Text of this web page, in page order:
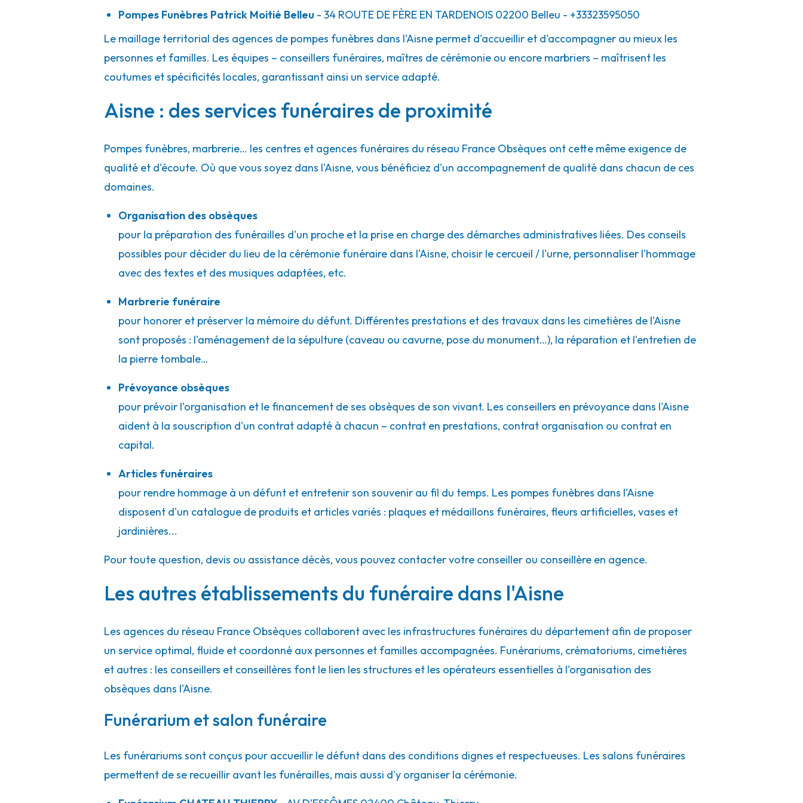
Pompes Funèbres Patrick Moitié Belleu - 34 ROUTE DE FÈRE EN TARDENOIS 02200 Belleu - +33323595050
Le maillage territorial des agences de pompes funèbres dans l'Aisne permet d'accueillir et d'accompagner au mieux les
personnes et familles. Les équipes – conseillers funéraires, maîtres de cérémonie ou encore marbriers – maîtrisent les
coutumes et spécificités locales, garantissant ainsi un service adapté.
Aisne : des services funéraires de proximité
Pompes funèbres, marbrerie… les centres et agences funéraires du réseau France Obsèques ont cette même exigence de
qualité et d'écoute. Où que vous soyez dans l'Aisne, vous bénéficiez d'un accompagnement de qualité dans chacun de ces
domaines.
Organisation des obsèques
pour la préparation des funérailles d'un proche et la prise en charge des démarches administratives liées. Des conseils
possibles pour décider du lieu de la cérémonie funéraire dans l'Aisne, choisir le cercueil / l'urne, personnaliser l'hommage
avec des textes et des musiques adaptées, etc.
Marbrerie funéraire
pour honorer et préserver la mémoire du défunt. Différentes prestations et des travaux dans les cimetières de l'Aisne
sont proposés : l'aménagement de la sépulture (caveau ou cavurne, pose du monument…), la réparation et l'entretien de
la pierre tombale…
Prévoyance obsèques
pour prévoir l'organisation et le financement de ses obsèques de son vivant. Les conseillers en prévoyance dans l'Aisne
aident à la souscription d'un contrat adapté à chacun – contrat en prestations, contrat organisation ou contrat en
capital.
Articles funéraires
pour rendre hommage à un défunt et entretenir son souvenir au fil du temps. Les pompes funèbres dans l'Aisne
disposent d'un catalogue de produits et articles variés : plaques et médaillons funéraires, fleurs artificielles, vases et
jardinières...
Pour toute question, devis ou assistance décès, vous pouvez contacter votre conseiller ou conseillère en agence.
Les autres établissements du funéraire dans l'Aisne
Les agences du réseau France Obsèques collaborent avec les infrastructures funéraires du département afin de proposer
un service optimal, fluide et coordonné aux personnes et familles accompagnées. Funérariums, crématoriums, cimetières
et autres : les conseillers et conseillères font le lien les structures et les opérateurs essentielles à l'organisation des
obsèques dans l'Aisne.
Funérarium et salon funéraire
Les funérariums sont conçus pour accueillir le défunt dans des conditions dignes et respectueuses. Les salons funéraires
permettent de se recueillir avant les funérailles, mais aussi d'y organiser la cérémonie.